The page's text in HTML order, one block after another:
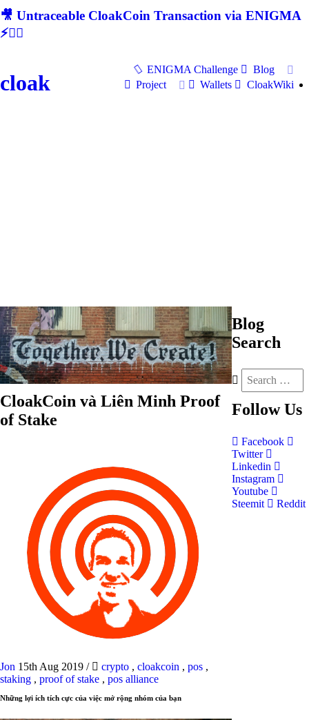
🎥 Untraceable CloakCoin Transaction via ENIGMA
⚡🕵‍♂
cloak
ENIGMA Challenge
Blog
Project
Wallets CloakWiki
CloakCoin và Liên Minh Proof
of Stake
Jon 15th Aug 2019 / crypto , cloakcoin , pos ,
staking , proof of stake , pos alliance
Những lợi ích tích cực của việc mở rộng nhóm của bạn
Blog
Search
Follow Us
Facebook
Twitter
Linkedin
Instagram
Youtube
Steemit
Reddit